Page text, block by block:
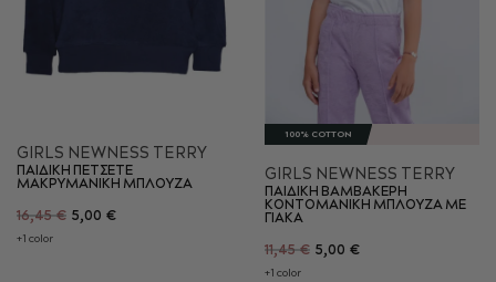
GIRLS NEWNESS TERRY
ΠΑΙΔΙΚΗ ΠΕΤΣΕΤΕ
ΜΑΚΡΥΜΑΝΙΚΗ ΜΠΛΟΥΖΑ
16,45 € 5,00 €
+1 color
100% COTTON
GIRLS NEWNESS TERRY
ΠΑΙΔΙΚΗ ΒΑΜΒΑΚΕΡΗ
KONTOMANIKH ΜΠΛΟΥΖΑ ΜΕ
ΓΙΑΚΑ
11,45 € 5,00 €
+1 color